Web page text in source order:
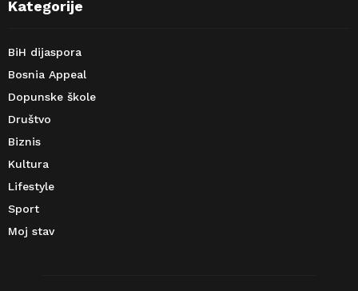
Kategorije
BiH dijaspora
Bosnia Appeal
Dopunske škole
Društvo
Biznis
Kultura
Lifestyle
Sport
Moj stav